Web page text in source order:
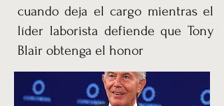
cuando deja el cargo mientras el
líder laborista defiende que Tony
Blair obtenga el honor